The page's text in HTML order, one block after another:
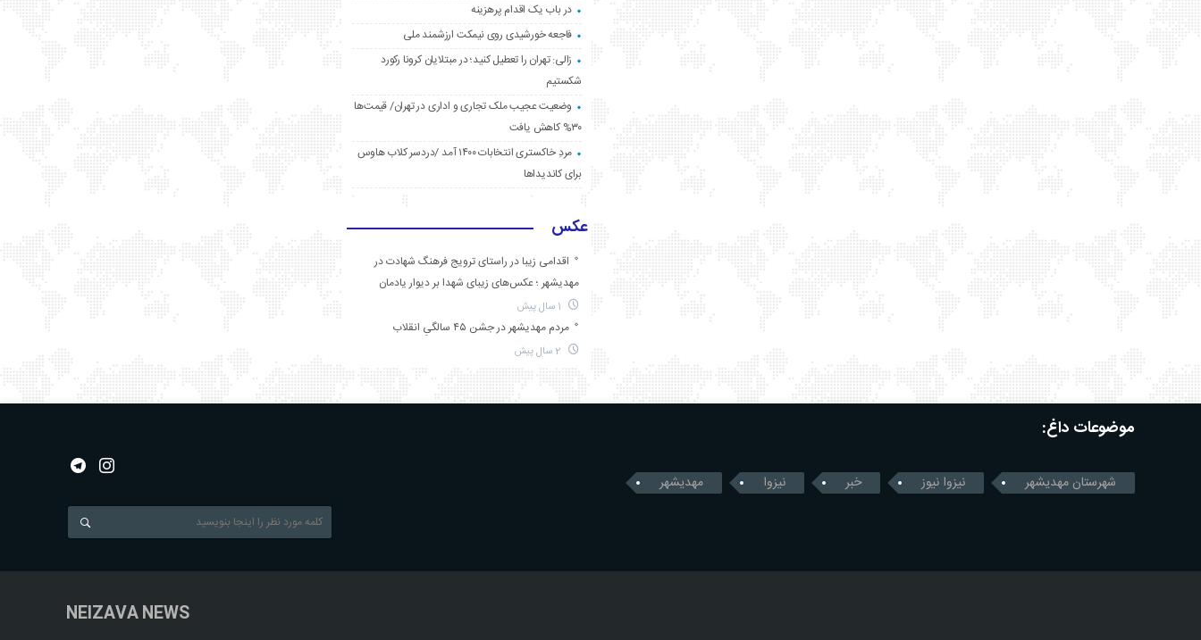
در باب یک اقدام پرهزینه
فاجعه خورشیدی روی نیمکت ارزشمند ملی
زالی: تهران را تعطیل کنید؛ در مبتلایان کرونا رکورد
شکستیم
وضعیت عجیب ملک تجاری و اداری در تهران/ قیمت‌ها
۳۰% کاهش یافت
مردِ خاکستری انتخابات ۱۴۰۰ آمد /دردسر کلاب هاوس
برای کاندیداها
عکس
اقدامی زیبا در راستای ترویج فرهنگ شهادت در
مهدیشهر ؛ عکس‌های زیبای شهدا بر دیوار یادمان
مردم مهدیشهر در جشن ۴۵ سالگیِ انقلاب
موضوعات داغ:
شهرستان مهدیشهر نیزوا نیوز خبر نیزوا مهدیشهر
NEIZAVA NEWS